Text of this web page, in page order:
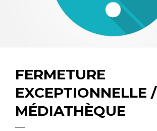
FERMETURE
EXCEPTIONNELLE /
MÉDIATHÈQUE